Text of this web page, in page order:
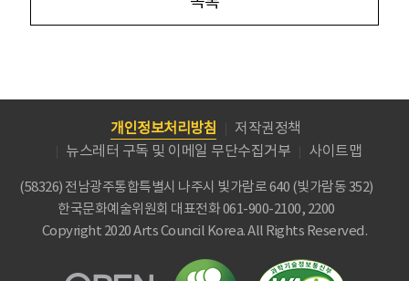
개인정보처리방침
저작권정책
뉴스레터 구독 및 이메일 무단수집거부
사이트맵
(58326) 전남광주통합특별시 나주시 빛가람로 640 (빛가람동 352)
한국문화예술위원회 대표전화 061-900-2100, 2200
Copyright 2020 Arts Council Korea. All Rights Reserved.